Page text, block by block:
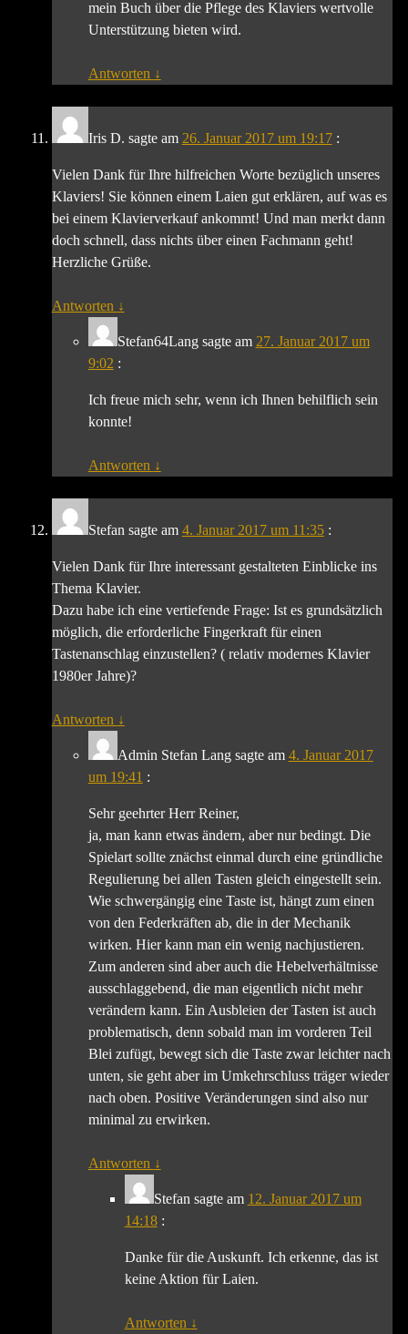
mein Buch über die Pflege des Klaviers wertvolle
Unterstützung bieten wird.
Antworten ↓
Iris D. sagte am 26. Januar 2017 um 19:17 :
Vielen Dank für Ihre hilfreichen Worte bezüglich unseres
Klaviers! Sie können einem Laien gut erklären, auf was es
bei einem Klavierverkauf ankommt! Und man merkt dann
doch schnell, dass nichts über einen Fachmann geht!
Herzliche Grüße.
Antworten ↓
Stefan64Langsagte am 27. Januar 2017 um
9:02 :
Ich freue mich sehr, wenn ich Ihnen behilflich sein
konnte!
Antworten ↓
Stefan sagte am 4. Januar 2017 um 11:35 :
Vielen Dank für Ihre interessant gestalteten Einblicke ins
Thema Klavier.
Dazu habe ich eine vertiefende Frage: Ist es grundsätzlich
möglich, die erforderliche Fingerkraft für einen
Tastenanschlag einzustellen? ( relativ modernes Klavier
1980er Jahre)?
Antworten ↓
Admin Stefan Langsagte am 4. Januar 2017
um 19:41 :
Sehr geehrter Herr Reiner,
ja, man kann etwas ändern, aber nur bedingt. Die
Spielart sollte znächst einmal durch eine gründliche
Regulierung bei allen Tasten gleich eingestellt sein.
Wie schwergängig eine Taste ist, hängt zum einen
von den Federkräften ab, die in der Mechanik
wirken. Hier kann man ein wenig nachjustieren.
Zum anderen sind aber auch die Hebelverhältnisse
ausschlaggebend, die man eigentlich nicht mehr
verändern kann. Ein Ausbleien der Tasten ist auch
problematisch, denn sobald man im vorderen Teil
Blei zufügt, bewegt sich die Taste zwar leichter nach
unten, sie geht aber im Umkehrschluss träger wieder
nach oben. Positive Veränderungen sind also nur
minimal zu erwirken.
Antworten ↓
Stefan sagte am 12. Januar 2017 um
14:18 :
Danke für die Auskunft. Ich erkenne, das ist
keine Aktion für Laien.
Antworten ↓